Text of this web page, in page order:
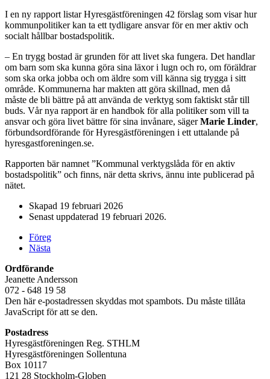
I en ny rapport listar Hyresgästföreningen 42 förslag som visar hur
kommunpolitiker kan ta ett tydligare ansvar för en mer aktiv och
socialt hållbar bostadspolitik.
– En trygg bostad är grunden för att livet ska fungera. Det handlar
om barn som ska kunna göra sina läxor i lugn och ro, om föräldrar
som ska orka jobba och om äldre som vill känna sig trygga i sitt
område. Kommunerna har makten att göra skillnad, men då
måste de bli bättre på att använda de verktyg som faktiskt står till
buds. Vår nya rapport är en handbok för alla politiker som vill ta
ansvar och göra livet bättre för sina invånare, sägerMarie Linder,
förbundsordförande för Hyresgäst­föreningen i ett uttalande på
hyresgastforeningen.se.
Rapporten bär namnet ”Kommunal verktygslåda för en aktiv
bostadspolitik” och finns, när detta skrivs, ännu inte publicerad på
nätet.
Skapad 19 februari 2026
Senast uppdaterad 19 februari 2026.
Föreg
Nästa
Ordförande
Jeanette Andersson
072 - 648 19 58
Den här e-postadressen skyddas mot spambots. Du måste tillåta
JavaScript för att se den.
Postadress
Hyresgästföreningen Reg. STHLM
Hyresgästföreningen Sollentuna
Box 10117
121 28 Stockholm-Globen